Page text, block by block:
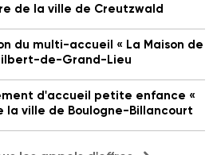
de la ville de Creutzwald
du multi-accueil « La Maison de
de-Grand-Lieu
d'accueil petite enfance «
la ville de Boulogne-Billancourt